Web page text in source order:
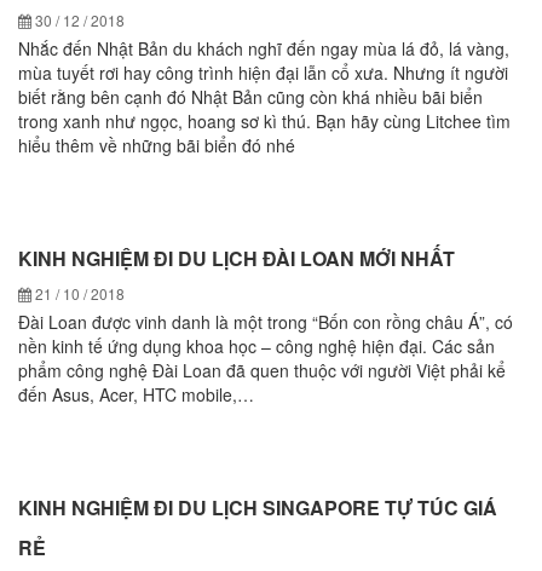
30 / 12 / 2018
Nhắc đến Nhật Bản du khách nghĩ đến ngay mùa lá đỏ, lá vàng,
mùa tuyết rơi hay công trình hiện đại lẫn cổ xưa. Nhưng ít người
biết rằng bên cạnh đó Nhật Bản cũng còn khá nhiều bãi biển
trong xanh như ngọc, hoang sơ kì thú. Bạn hãy cùng Litchee tìm
hiểu thêm về những bãi biển đó nhé
KINH NGHIỆM ĐI DU LỊCH ĐÀI LOAN MỚI NHẤT
21 / 10 / 2018
Đài Loan được vinh danh là một trong “Bốn con rồng châu Á”, có
nền kinh tế ứng dụng khoa học – công nghệ hiện đại. Các sản
phẩm công nghệ Đài Loan đã quen thuộc với người Việt phải kể
đến Asus, Acer, HTC mobile,…
KINH NGHIỆM ĐI DU LỊCH SINGAPORE TỰ TÚC GIÁ
RẺ